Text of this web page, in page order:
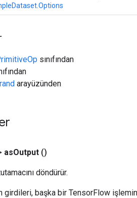
sınıfından
arayüzünden
asOutput ()
döndürür.
başka bir TensorFlow